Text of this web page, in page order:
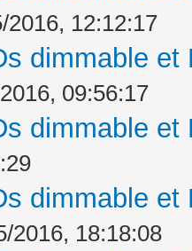
2016, 12:12:17
dimmable
09:56:17
dimmable
dimmable
2016, 18:18:08